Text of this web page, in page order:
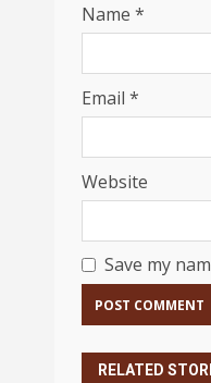
Name *
Email *
Website
Save my
RELATED